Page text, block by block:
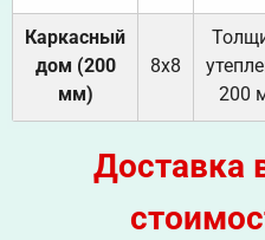
Каркасный
дом (200
мм)
8х8
200
Доставка